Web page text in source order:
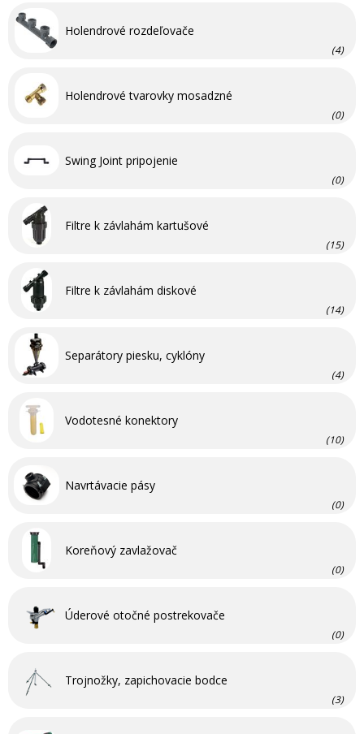
Holendrové rozdeľovače
(4)
Holendrové tvarovky mosadzné
(0)
Swing Joint pripojenie
(0)
Filtre k závlahám kartušové
(15)
Filtre k závlahám diskové
(14)
Separátory piesku, cyklóny
(4)
Vodotesné konektory
(10)
Navrtávacie pásy
(0)
Koreňový zavlažovač
(0)
Úderové otočné postrekovače
(0)
Trojnožky, zapichovacie bodce
(3)